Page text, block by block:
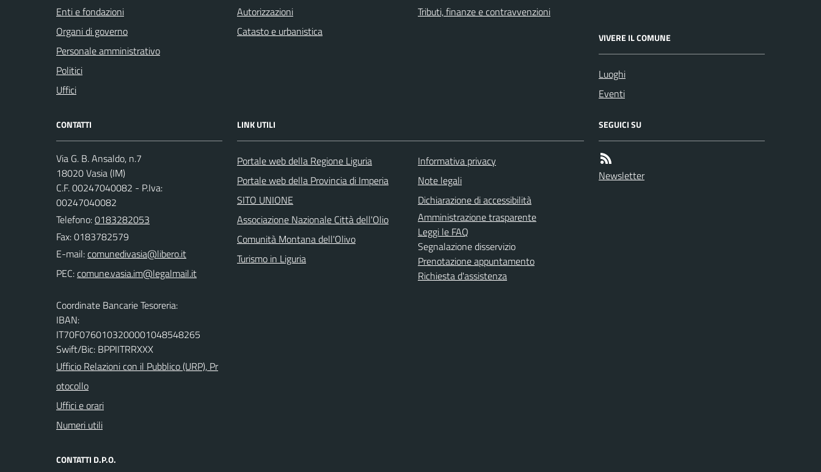
Enti e fondazioni
Organi di governo
Personale amministrativo
Politici
Uffici
Autorizzazioni
Catasto e urbanistica
Tributi, finanze e contravvenzioni
VIVERE IL COMUNE
Luoghi
Eventi
CONTATTI
Via G. B. Ansaldo, n.7
18020 Vasia (IM)
C.F. 00247040082 - P.Iva:
00247040082
Telefono:0183282053
Fax: 0183782579
E-mail:
PEC:
Coordinate Bancarie Tesoreria:
IBAN:
IT70F0760103200001048548265
Swift/Bic: BPPIITRRXXX
Ufficio Relazioni con il Pubblico (URP), Pr
otocollo
Uffici e orari
Numeri utili
CONTATTI D.P.O.
LINK UTILI
Portale web della Regione Liguria
Portale web della Provincia di Imperia
SITO UNIONE
Associazione Nazionale Città dell'Olio
Comunità Montana dell'Olivo
Turismo in Liguria
Informativa privacy
Note legali
Dichiarazione di accessibilità
Amministrazione trasparente
Leggi le FAQ
Segnalazione disservizio
Prenotazione appuntamento
Richiesta d'assistenza
SEGUICI SU
Newsletter